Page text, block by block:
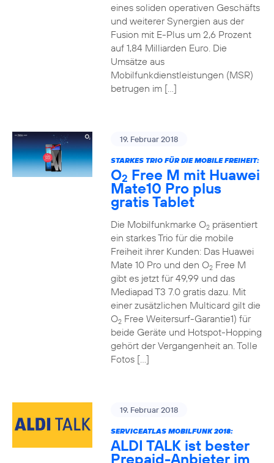
eines soliden operativen Geschäfts
und weiterer Synergien aus der
Fusion mit E-Plus um 2,6 Prozent
auf 1,84 Milliarden Euro. Die
Umsätze aus
Mobilfunkdienstleistungen (MSR)
betrugen im […]
19. Februar 2018
STARKES TRIO FÜR DIE MOBILE FREIHEIT:
O2 Free M mit Huawei
Mate10 Pro plus
gratis Tablet
Die Mobilfunkmarke O2präsentiert
ein starkes Trio für die mobile
Freiheit ihrer Kunden: Das Huawei
Mate 10 Pro und den O2Free M
gibt es jetzt für 49,99 und das
Mediapad T3 7.0 gratis dazu. Mit
einer zusätzlichen Multicard gilt die
O2Free Weitersurf-Garantie1) für
beide Geräte und Hotspot-Hopping
gehört der Vergangenheit an. Tolle
Fotos […]
19. Februar 2018
SERVICEATLAS MOBILFUNK 2018:
ALDI TALK ist bester
Prepaid-Anbieter im